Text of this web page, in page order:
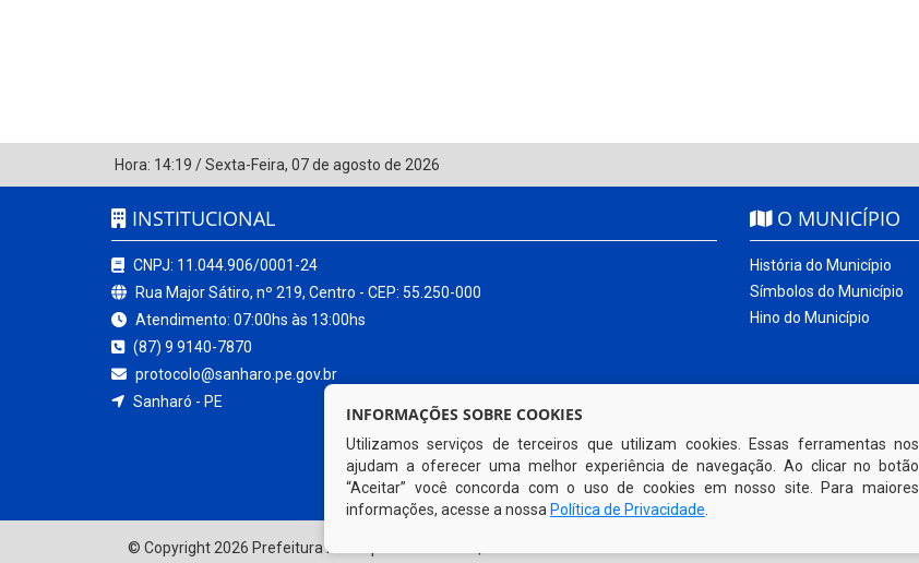
Hora: 14:19 /Sexta-Feira, 07 de agosto de 2026
INSTITUCIONAL
CNPJ: 11.044.906/0001-24
Rua Major Sátiro, nº 219, Centro - CEP: 55.250-000
Atendimento: 07:00hs às 13:00hs
(87) 9 9140-7870
protocolo@sanharo.pe.gov.br
Sanharó - PE
O MUNICÍPIO
História do Município
Símbolos do Município
Hino do Município
© Copyright 2026 Prefeitura Municipal de Sanharó | Todos os direitos reservados
INFORMAÇÕES SOBRE COOKIES
Utilizamos serviços de terceiros que utilizam cookies. Essas ferramentas nos
ajudam a oferecer uma melhor experiência de navegação. Ao clicar no botão
“Aceitar” você concorda com o uso de cookies em nosso site. Para maiores
informações, acesse a nossa Política de Privacidade